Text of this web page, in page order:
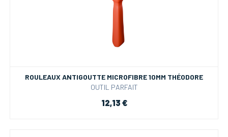
ROULEAUX ANTIGOUTTE MICROFIBRE 10MM THÉODORE
OUTIL PARFAIT
12,13 €